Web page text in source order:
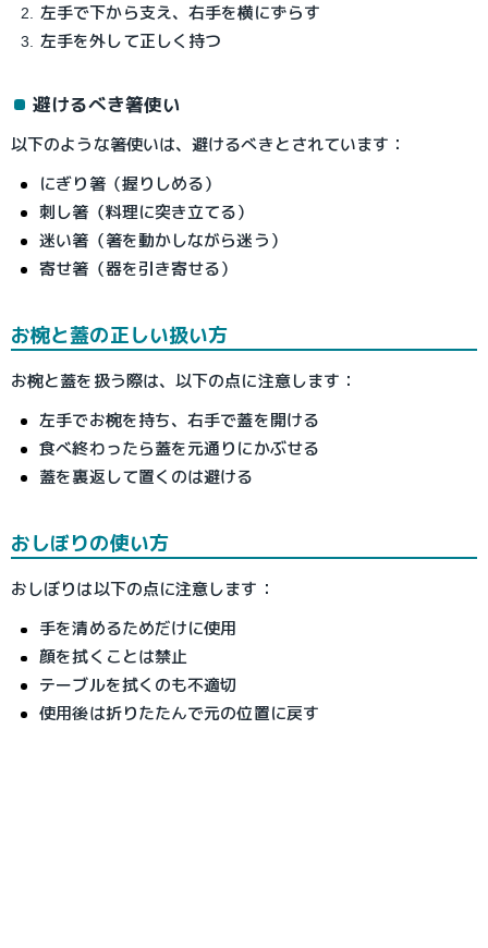
左手で下から支え、右手を横にずらす
左手を外して正しく持つ
避けるべき箸使い
以下のような箸使いは、避けるべきとされています：
にぎり箸（握りしめる）
刺し箸（料理に突き立てる）
迷い箸（箸を動かしながら迷う）
寄せ箸（器を引き寄せる）
お椀と蓋の正しい扱い方
お椀と蓋を扱う際は、以下の点に注意します：
左手でお椀を持ち、右手で蓋を開ける
食べ終わったら蓋を元通りにかぶせる
蓋を裏返して置くのは避ける
おしぼりの使い方
おしぼりは以下の点に注意します：
手を清めるためだけに使用
顔を拭くことは禁止
テーブルを拭くのも不適切
使用後は折りたたんで元の位置に戻す